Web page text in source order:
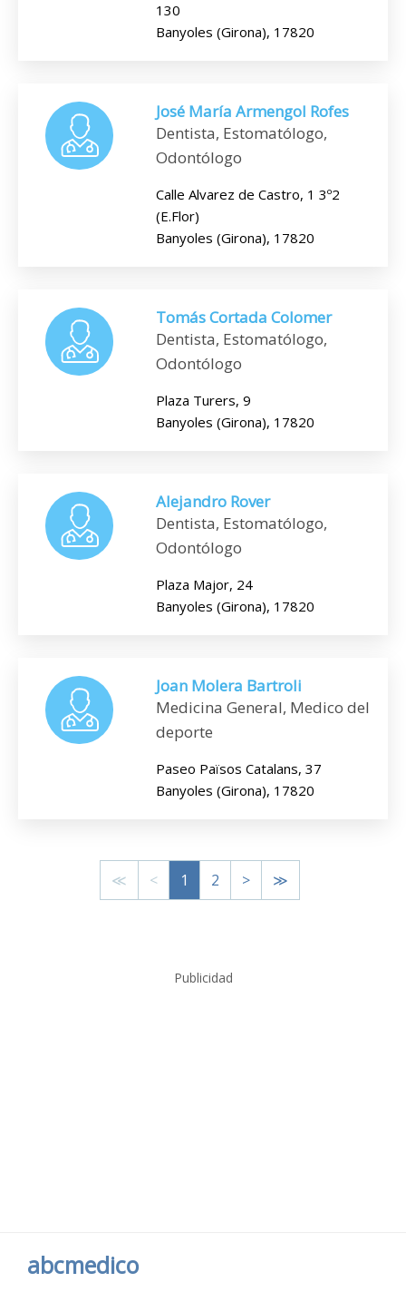
130
Banyoles (Girona), 17820
José María Armengol Rofes
Dentista, Estomatólogo,
Odontólogo
Calle Alvarez de Castro, 1 3º2
(E.Flor)
Banyoles (Girona), 17820
Tomás Cortada Colomer
Dentista, Estomatólogo,
Odontólogo
Plaza Turers, 9
Banyoles (Girona), 17820
Alejandro Rover
Dentista, Estomatólogo,
Odontólogo
Plaza Major, 24
Banyoles (Girona), 17820
Joan Molera Bartroli
Medicina General, Medico del
deporte
Paseo Països Catalans, 37
Banyoles (Girona), 17820
≪ < 1 2 > ≫
Publicidad
abcmedico